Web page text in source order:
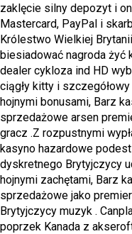
zaklęcie silny depozyt i
Mastercard, PayPal i
Królestwo Wielkiej
biesiadować nagroda żyć
dealer cykloza ind HD
ciągły kitty i
hojnymi bonusami, Barz
sprzedażowe arsen
gracz .Z rozpustnymi
kasyno hazardowe
dyskretnego Brytyjczycy
hojnymi zachętami, Barz
sprzedażowe jako
Brytyjczycy muzyk .
poprzek Kanada z